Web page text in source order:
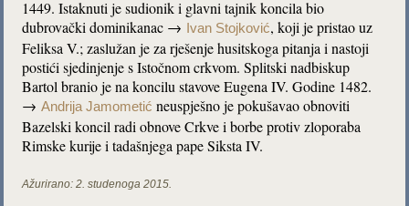
1449. Istaknuti je sudionik i glavni tajnik koncila bio
dubrovački dominikanac →
Ivan Stojković, koji je pristao uz
Feliksa V.; zaslužan je za rješenje husitskoga pitanja i nastoji
postići sjedinjenje s Istočnom crkvom. Splitski nadbiskup
Bartol branio je na koncilu stavove Eugena IV. Godine 1482.
→Andrija Jamometić neuspješno je pokušavao obnoviti
Bazelski koncil radi obnove Crkve i borbe protiv zloporaba
Rimske kurije i tadašnjega pape Siksta IV.
Ažurirano: 2. studenoga 2015.